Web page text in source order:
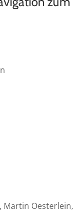
Martin Oesterlein,